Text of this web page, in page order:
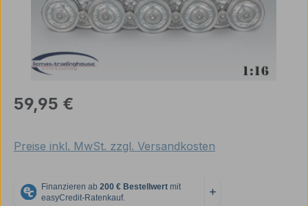
Regulärer Preis:
59,95 €
Preise inkl. MwSt. zzgl. Versandkosten